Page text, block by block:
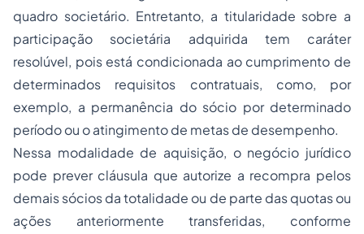
quadro societário. Entretanto, a titularidade sobre a
participação societária adquirida tem caráter
resolúvel, pois está condicionada ao cumprimento de
determinados requisitos contratuais, como, por
exemplo, a permanência do sócio por determinado
período ou o atingimento de metas de desempenho.
Nessa modalidade de aquisição, o negócio jurídico
pode prever cláusula que autorize a recompra pelos
demais sócios da totalidade ou de parte das quotas ou
ações anteriormente transferidas, conforme